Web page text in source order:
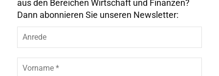
aus den Bereichen Wirtschaft und Finanzen?
Dann abonnieren Sie unseren Newsletter:
r
e